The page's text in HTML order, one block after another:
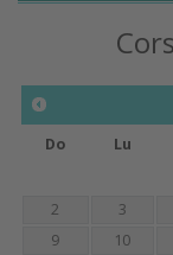
Do Lu
2
3
9
10